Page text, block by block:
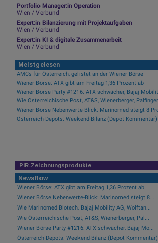
Portfolio Manager:in Operation
Wien / Verbund
Expert:in Bilanzierung mit Projektaufgaben
Wien / Verbund
Expert:in KI & digitale Zusammenarbeit
Wien / Verbund
Meistgelesen
AMCs für Österreich, gelistet an der Wiener Börse
Wiener Börse: ATX gibt am Freitag 1,36 Prozent ab
Österreich-Depots: Weekend-Bilanz (Depot Kommentar)
PIR-Zeichnungsprodukte
Newsflow
Wiener Börse: ATX gibt am Freitag 1,36 Prozent ab
Wiener Börse Nebenwerte-Blick: Marinomed steigt 8...
Wie Marinomed Biotech, Bajaj Mobility AG, Wolftan...
Wie Österreichische Post, AT&S, Wienerberger, Pal...
Wiener Börse Party #1216: ATX schwächer, Bajaj Mo...
Österreich-Depots: Weekend-Bilanz (Depot Kommentar)